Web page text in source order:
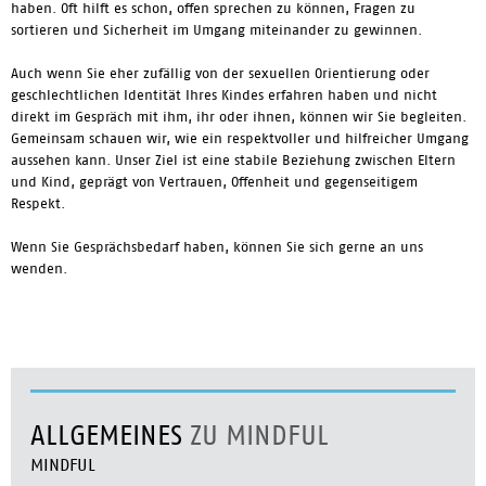
haben. Oft hilft es schon, offen sprechen zu können, Fragen zu
sortieren und Sicherheit im Umgang miteinander zu gewinnen.
Auch wenn Sie eher zufällig von der sexuellen Orientierung oder
geschlechtlichen Identität Ihres Kindes erfahren haben und nicht
direkt im Gespräch mit ihm, ihr oder ihnen, können wir Sie begleiten.
Gemeinsam schauen wir, wie ein respektvoller und hilfreicher Umgang
aussehen kann. Unser Ziel ist eine stabile Beziehung zwischen Eltern
und Kind, geprägt von Vertrauen, Offenheit und gegenseitigem
Respekt.
Wenn Sie Gesprächsbedarf haben, können Sie sich gerne an uns
wenden.
ALLGEMEINES ZU MINDFUL
MINDFUL